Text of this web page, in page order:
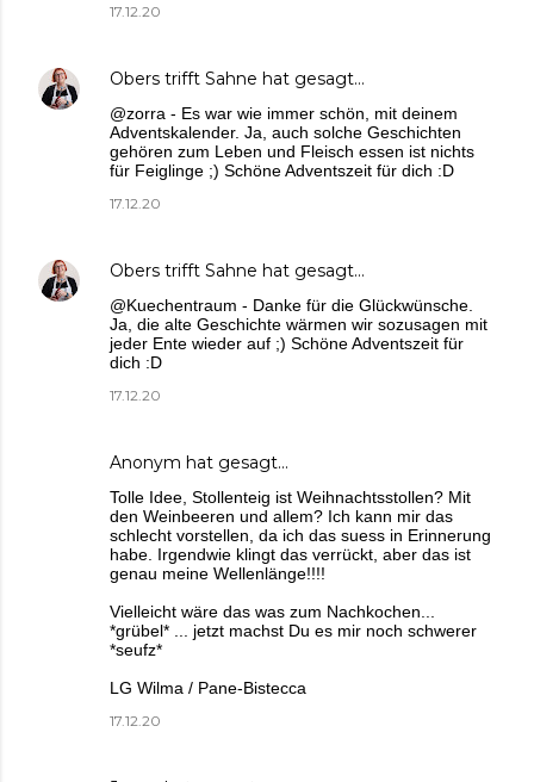
17.12.20
Obers trifft Sahne hat gesagt…
@zorra - Es war wie immer schön, mit deinem
Adventskalender. Ja, auch solche Geschichten
gehören zum Leben und Fleisch essen ist nichts
für Feiglinge ;) Schöne Adventszeit für dich :D
17.12.20
Obers trifft Sahne hat gesagt…
@Kuechentraum - Danke für die Glückwünsche.
Ja, die alte Geschichte wärmen wir sozusagen mit
jeder Ente wieder auf ;) Schöne Adventszeit für
dich :D
17.12.20
Anonym hat gesagt…
Tolle Idee, Stollenteig ist Weihnachtsstollen? Mit
den Weinbeeren und allem? Ich kann mir das
schlecht vorstellen, da ich das suess in Erinnerung
habe. Irgendwie klingt das verrückt, aber das ist
genau meine Wellenlänge!!!!
Vielleicht wäre das was zum Nachkochen...
*grübel* ... jetzt machst Du es mir noch schwerer
*seufz*
LG Wilma / Pane-Bistecca
17.12.20